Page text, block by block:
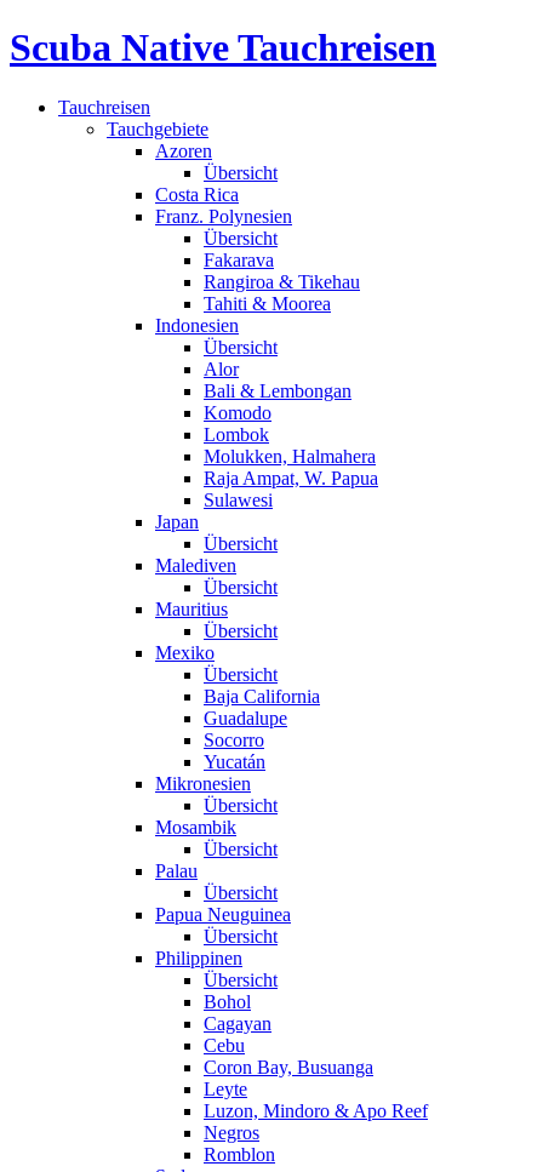
Scuba Native Tauchreisen
Tauchreisen
Tauchgebiete
Azoren
Übersicht
Costa Rica
Franz. Polynesien
Übersicht
Fakarava
Rangiroa & Tikehau
Tahiti & Moorea
Indonesien
Übersicht
Alor
Bali & Lembongan
Komodo
Lombok
Molukken, Halmahera
Raja Ampat, W. Papua
Sulawesi
Japan
Übersicht
Malediven
Übersicht
Mauritius
Übersicht
Mexiko
Übersicht
Baja California
Guadalupe
Socorro
Yucatán
Mikronesien
Übersicht
Mosambik
Übersicht
Palau
Übersicht
Papua Neuguinea
Übersicht
Philippinen
Übersicht
Bohol
Cagayan
Cebu
Coron Bay, Busuanga
Leyte
Luzon, Mindoro & Apo Reef
Negros
Romblon